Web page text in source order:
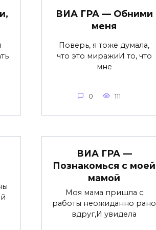
ВИА ГРА — Обними
меня
Поверь, я тоже думала,
что это миражиИ то, что
мне
0 111
ВИА ГРА —
Познакомься с моей
мамой
Моя мама пришла с
работы неожиданно рано
вдруг,И увидела